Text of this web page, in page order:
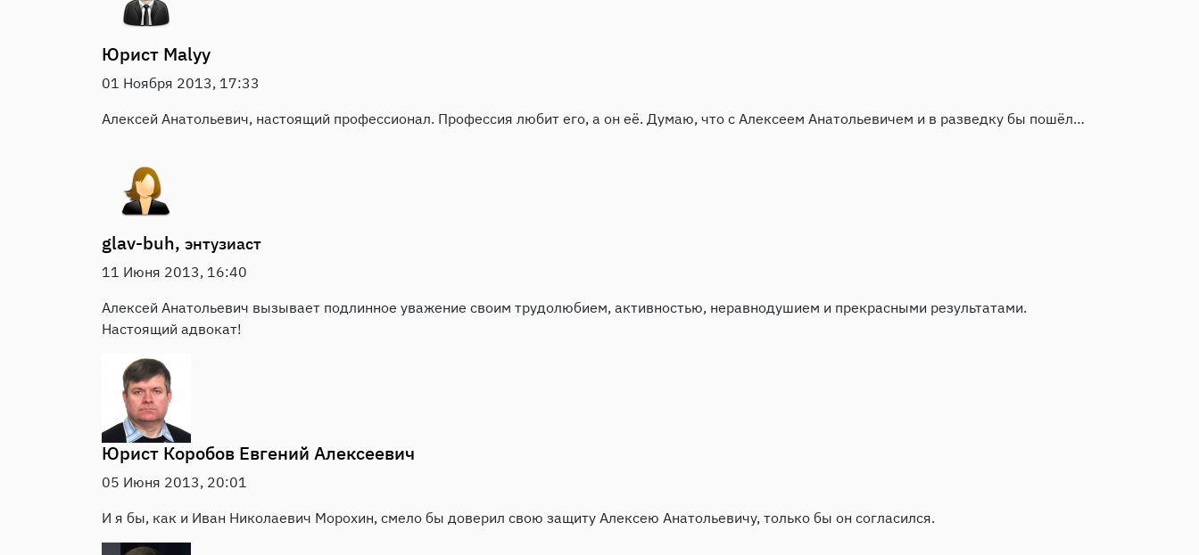
Юрист Malyy
01 Ноября 2013, 17:33
Алексей Анатольевич, настоящий профессионал. Профессия любит его, а он её. Думаю, что с Алексеем Анатольевичем и в разведку бы пошёл…
glav-buh, энтузиаст
11 Июня 2013, 16:40
Алексей Анатольевич вызывает подлинное уважение своим трудолюбием, активностью, неравнодушием и прекрасными результатами.
Настоящий адвокат!
Юрист Коробов Евгений Алексеевич
05 Июня 2013, 20:01
И я бы, как и Иван Николаевич Морохин, смело бы доверил свою защиту Алексею Анатольевичу, только бы он согласился.